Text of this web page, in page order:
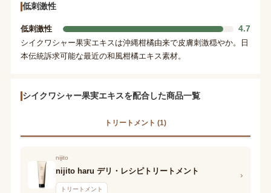
低刺激性
低刺激性 4.7
シイクワシャー果実エキスは沖縄柑橘由来で皮膚刺激穏やか。日
本伝統訴求可能な最近の和風柑橘エキス素材。
シイクワシャー果実エキスを配合した商品一覧
トリートメント (1)
nijito
nijito haru デリ・レシピトリートメント
トリートメント
›